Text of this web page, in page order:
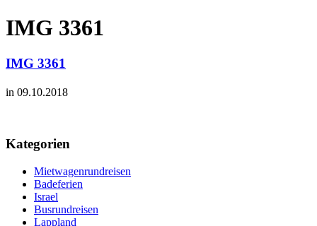
IMG 3361
IMG 3361
in 09.10.2018
Kategorien
Mietwagenrundreisen
Badeferien
Israel
Busrundreisen
Lappland